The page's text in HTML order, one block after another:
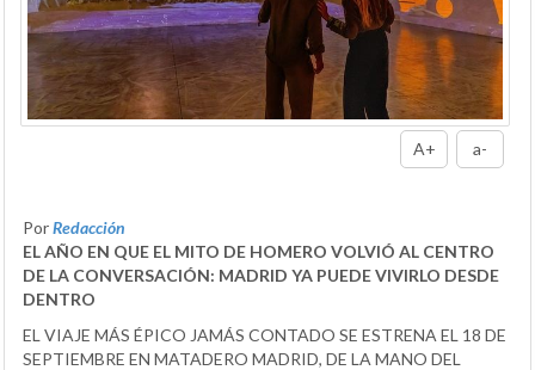
A+ a-
PorRedacción
EL AÑO EN QUE EL MITO DE HOMERO VOLVIÓ AL CENTRO
DE LA CONVERSACIÓN: MADRID YA PUEDE VIVIRLO DESDE
DENTRO
EL VIAJE MÁS ÉPICO JAMÁS CONTADO SE ESTRENA EL 18 DE
SEPTIEMBRE EN MATADERO MADRID, DE LA MANO DEL